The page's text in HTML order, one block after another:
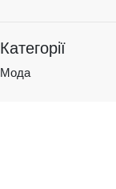
Категорії
Мода